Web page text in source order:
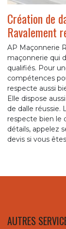
Création de
Ravalement
AP Maçonnerie
maçonnerie qui
qualifiés. Pour
compétences
respecte aussi
Elle dispose
de dalle réussie.
respecte bien le
détails, appelez
devis si vous
AUTRES